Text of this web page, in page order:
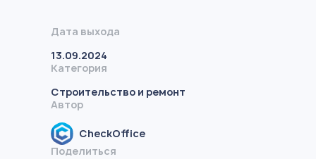
Дата выхода
13.09.2024
Категория
Строительство и ремонт
Автор
CheckOffice
Поделиться